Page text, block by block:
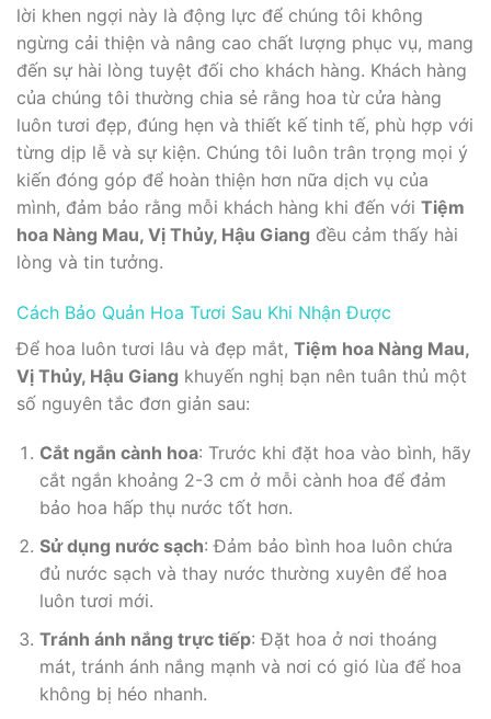
lời khen ngợi này là động lực để chúng tôi không
ngừng cải thiện và nâng cao chất lượng phục vụ, mang
đến sự hài lòng tuyệt đối cho khách hàng. Khách hàng
của chúng tôi thường chia sẻ rằng hoa từ cửa hàng
luôn tươi đẹp, đúng hẹn và thiết kế tinh tế, phù hợp với
từng dịp lễ và sự kiện. Chúng tôi luôn trân trọng mọi ý
kiến đóng góp để hoàn thiện hơn nữa dịch vụ của
mình, đảm bảo rằng mỗi khách hàng khi đến với Tiệm
hoa Nàng Mau, Vị Thủy, Hậu Giang đều cảm thấy hài
lòng và tin tưởng.
Cách Bảo Quản Hoa Tươi Sau Khi Nhận Được
Để hoa luôn tươi lâu và đẹp mắt, Tiệm hoa Nàng Mau,
Vị Thủy, Hậu Giang khuyến nghị bạn nên tuân thủ một
số nguyên tắc đơn giản sau:
Cắt ngắn cành hoa: Trước khi đặt hoa vào bình, hãy
cắt ngắn khoảng 2-3 cm ở mỗi cành hoa để đảm
bảo hoa hấp thụ nước tốt hơn.
Sử dụng nước sạch: Đảm bảo bình hoa luôn chứa
đủ nước sạch và thay nước thường xuyên để hoa
luôn tươi mới.
Tránh ánh nắng trực tiếp: Đặt hoa ở nơi thoáng
mát, tránh ánh nắng mạnh và nơi có gió lùa để hoa
không bị héo nhanh.